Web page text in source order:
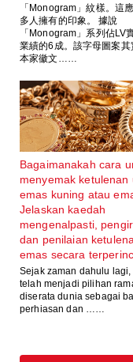
「Monogram」紋樣。這
多人擁有的印象。 據說
「Monogram」系列佔LV
業績的6成。該字母圖案其
本家徽文……
Bagaimanakah cara
menyemak ketulenan
emas kuning atau
Jelaskan kaedah
mengenalpasti,
dan penilaian
emas secara
Sejak zaman dahulu lagi,
telah menjadi pilihan
diserata dunia sebagai
perhiasan dan ……